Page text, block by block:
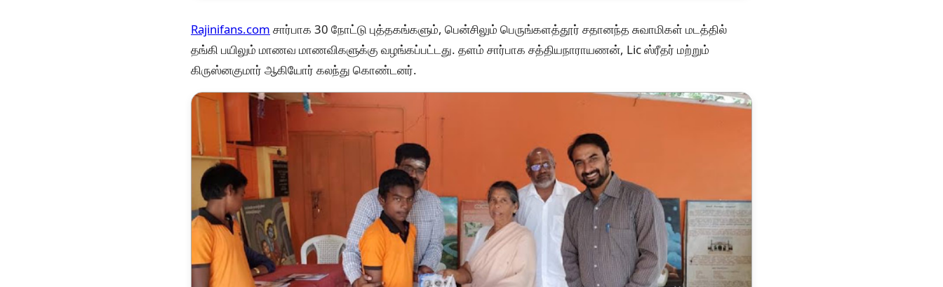
Rajinifans.com சார்பாக 30 நோட்டு புத்தகங்களும், பென்சிலும் பெருங்களத்தூர் சதானந்த சுவாமிகள் மடத்தில்
தங்கி பயிலும் மாணவ மாணவிகளுக்கு வழங்கப்பட்டது. தளம் சார்பாக சத்தியநாராயணன், Lic ஸ்ரீதர் மற்றும்
கிருஸ்னகுமார் ஆகியோர் கலந்து கொண்டனர்.